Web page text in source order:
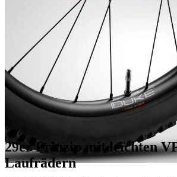
29er Prinzip mit leichten
Laufrädern